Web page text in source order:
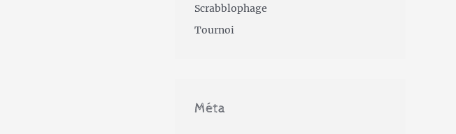
Scrabblophage
Tournoi
Méta